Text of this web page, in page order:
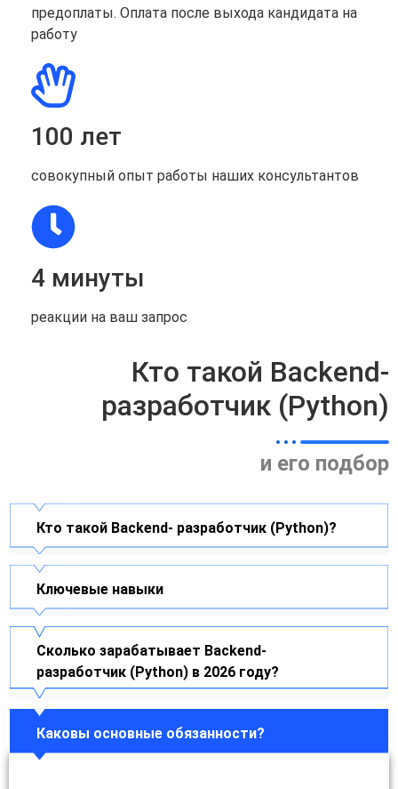
предоплаты. Оплата после выхода кандидата на
работу
100 лет
совокупный опыт работы наших консультантов
4 минуты
реакции на ваш запрос
Кто такой Backend-
разработчик (Python)
и его подбор
Кто такой Backend- разработчик (Python)?
Ключевые навыки
Сколько зарабатывает Backend-
разработчик (Python) в 2026 году?
Каковы основные обязанности?